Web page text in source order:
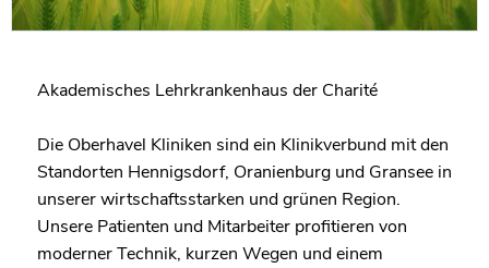
Akademisches Lehrkrankenhaus der Charité
Die Oberhavel Kliniken sind ein Klinikverbund mit den
Standorten Hennigsdorf, Oranienburg und Gransee in
unserer wirtschaftsstarken und grünen Region.
Unsere Patienten und Mitarbeiter profitieren von
moderner Technik, kurzen Wegen und einem